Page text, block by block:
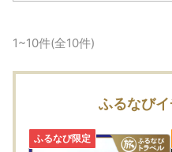
1~10件(全10件)
ふるなび